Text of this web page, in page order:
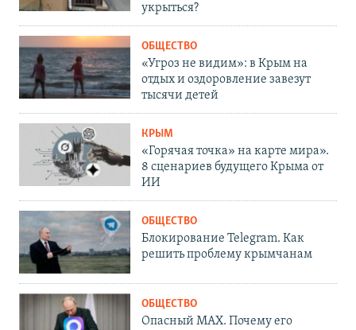
укрыться?
ОБЩЕСТВО
«Угроз не видим»: в Крым на
отдых и оздоровление завезут
тысячи детей
КРЫМ
«Горячая точка» на карте мира».
8 сценариев будущего Крыма от
ИИ
ОБЩЕСТВО
Блокирование Telegram. Как
решить проблему крымчанам
ОБЩЕСТВО
Опасный MAX. Почему его